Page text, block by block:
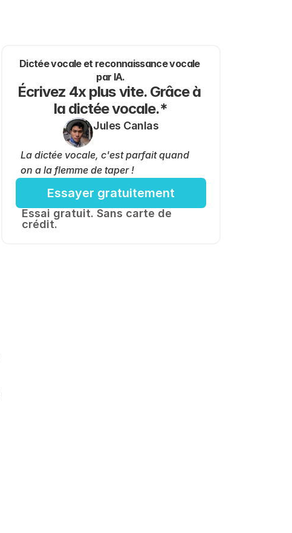
Dictée vocale et reconnaissance vocale
par IA.
Écrivez 4x plus vite. Grâce à
la dictée vocale.*
Jules Canlas
La dictée vocale, c'est parfait quand
on a la flemme de taper !
Essayer gratuitement
Essai gratuit. Sans carte de
crédit.